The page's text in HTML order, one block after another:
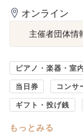
オンライン
主催者団体情
ピアノ・楽器・室
当日券 コンサ
ギフト・投げ銭
もっとみる